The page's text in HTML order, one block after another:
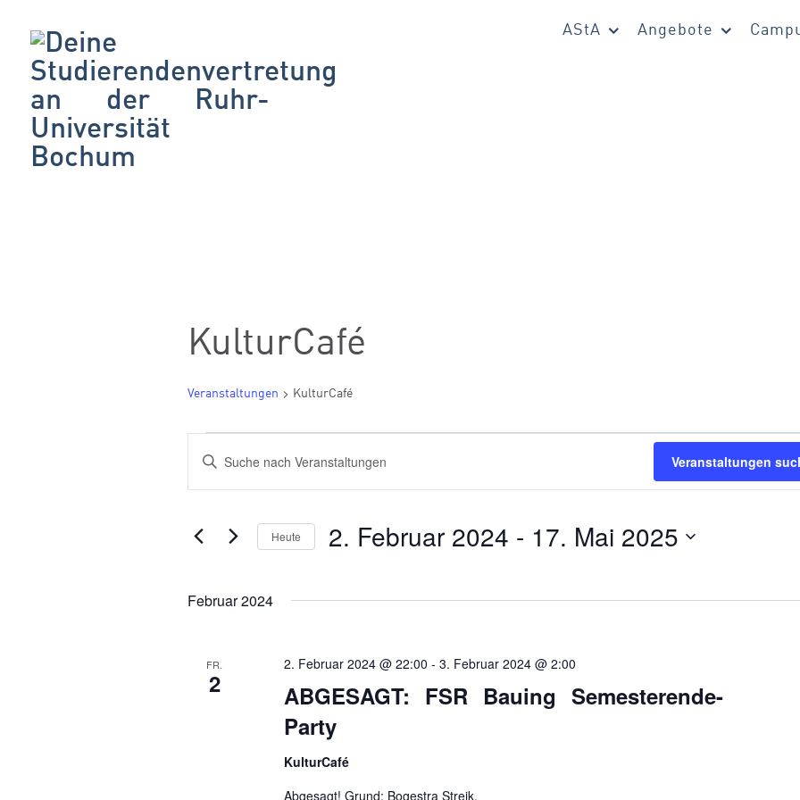
AStA Angebote
KulturCafé
Veranstaltungen KulturCafé
SUCHE
ANSICHTEN,
Bitte
nach
Veranstaltungen
Heute 2. Februar 2024 - 17. Mai 2025
Februar 2024
FR.
2
ABGESAGT: FSR Bauing Semesterende-
Party
2. Februar 2024 @ 22:00 -3. Februar 2024 @ 2:00
KulturCafé
Abgesagt! Grund: Bogestra Streik.